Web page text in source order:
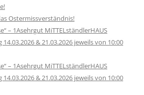
Ostermissverständnis!
– 1Asehrgut MiTTELständlerHAUS
& 21.03.2026 jeweils von 10:00
– 1Asehrgut MiTTELständlerHAUS
& 21.03.2026 jeweils von 10:00